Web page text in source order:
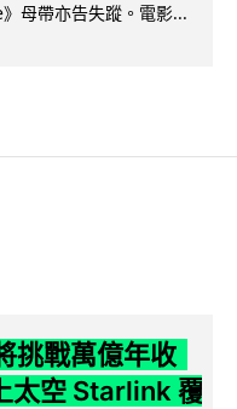
母帶亦告失蹤。電影...
挑戰萬億年收
太空 Starlink 覆